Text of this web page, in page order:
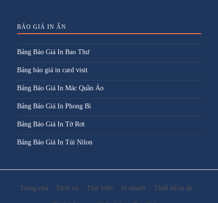
BÁO GIÁ IN ẤN
Bảng Báo Giá In Bao Thư
Bảng báo giá in card visit
Bảng Báo Giá In Mác Quần Áo
Bảng Báo Giá In Phong Bì
Bảng Báo Giá In Tờ Rơi
Bảng Báo Giá In Túi Nilon
Trang chủ Dịch vụ Thư Viện In nhanh Thiết kế in ấn